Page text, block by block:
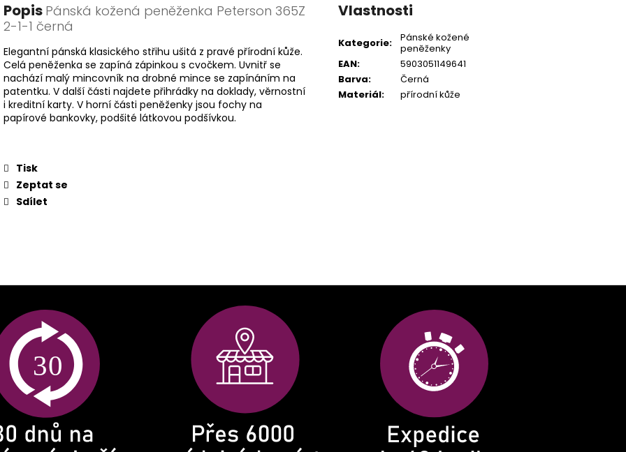
Popis Pánská kožená peněženka Peterson 365Z
2-1-1 černá
Elegantní pánská klasického střihu ušitá z pravé přírodní kůže.
Celá peněženka se zapíná zápinkou s cvočkem. Uvnitř se
nachází malý mincovník na drobné mince se zapínáním na
patentku. V další části najdete přihrádky na doklady, věrnostní
i kreditní karty. V horní části peněženky jsou fochy na
papírové bankovky, podšité látkovou podšívkou.
Tisk
Zeptat se
Sdílet
Vlastnosti
Kategorie:
Pánské kožené
peněženky
EAN:
5903051149641
Barva:
Černá
Materiál: přírodní kůže